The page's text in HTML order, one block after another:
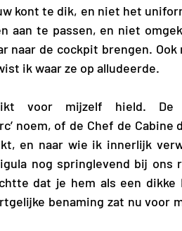
kont te dik, en niet het
aan te passen, en niet
naar de cockpit brengen. Ook
ik waar ze op alludeerde.
voor mijzelf hield. De
noem, of de Chef de Cabine
en naar wie ik innerlijk
nog springlevend bij ons
dat je hem als een dikke